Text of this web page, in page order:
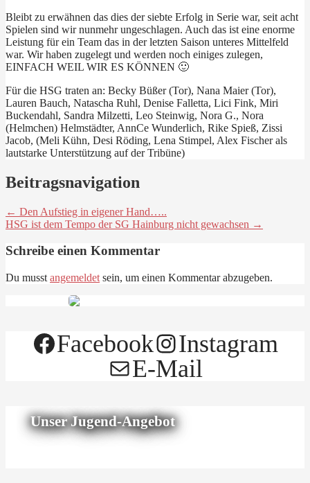
Bleibt zu erwähnen das dies der siebte Erfolg in Serie war, seit acht
Spielen sind wir nunmehr ungeschlagen. Auch das ist eine enorme
Leistung für ein Team das in der letzten Saison unteres Mittelfeld
war. Wir haben zugelegt und werden noch einiges zulegen,
EINFACH WEIL WIR ES KÖNNEN 🙂
Für die HSG traten an: Becky Büßer (Tor), Nana Maier (Tor),
Lauren Bauch, Natascha Ruhl, Denise Falletta, Lici Fink, Miri
Buckendahl, Sandra Milzetti, Leo Steinwig, Nora G., Nora
(Helmchen) Helmstädter, AnnCe Wunderlich, Rike Spieß, Zissi
Jacob, (Meli Kühn, Desi Röding, Lena Stimpel, Alex Fischer als
lautstarke Unterstützung auf der Tribüne)
Beitragsnavigation
← Den Aufstieg in eigener Hand…..
HSG ist dem Tempo der SG Hainburg nicht gewachsen →
Schreibe einen Kommentar
Du musst angemeldet sein, um einen Kommentar abzugeben.
Facebook
Instagram
E-Mail
Unser Jugend-Angebot